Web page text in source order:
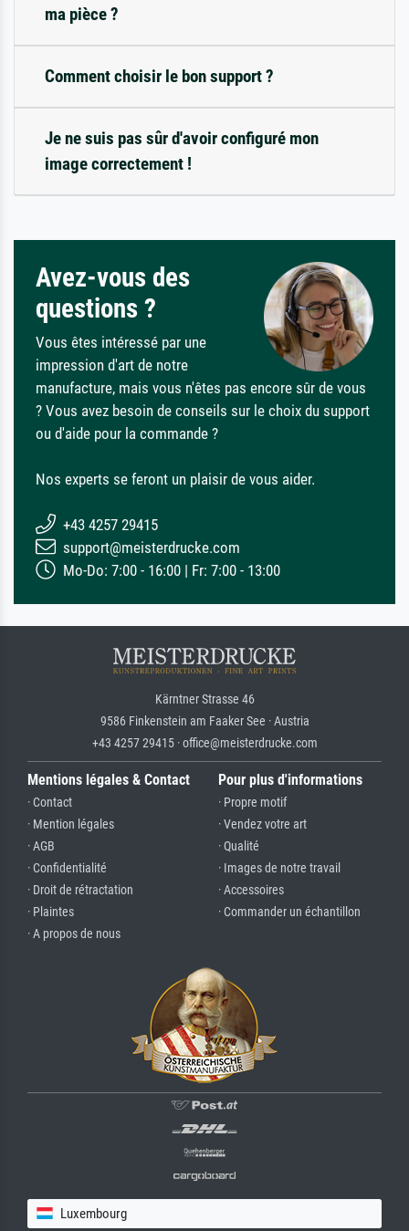
ma pièce ?
Comment choisir le bon support ?
Je ne suis pas sûr d'avoir configuré mon
image correctement !
Avez-vous des
questions ?
Vous êtes intéressé par une
impression d'art de notre
manufacture, mais vous n'êtes pas encore sûr de vous
? Vous avez besoin de conseils sur le choix du support
ou d'aide pour la commande ?
Nos experts se feront un plaisir de vous aider.
+43 4257 29415
support@meisterdrucke.com
Mo-Do: 7:00 - 16:00 | Fr: 7:00 - 13:00
Kärntner Strasse 46
9586 Finkenstein am Faaker See · Austria
+43 4257 29415 · office@meisterdrucke.com
Mentions légales & Contact
· Contact
· Mention légales
· AGB
· Confidentialité
· Droit de rétractation
· Plaintes
· A propos de nous
Pour plus d'informations
· Propre motif
· Vendez votre art
· Qualité
· Images de notre travail
· Accessoires
· Commander un échantillon
Luxembourg